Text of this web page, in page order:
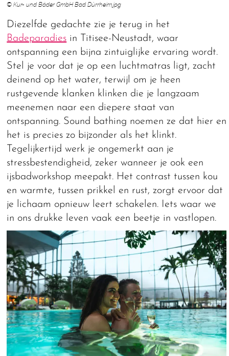
© Kur- und Bäder GmbH Bad Dürrheim.jpg
Diezelfde gedachte zie je terug in het
Badeparadies in Titisee-Neustadt, waar
ontspanning een bijna zintuiglijke ervaring wordt.
Stel je voor dat je op een luchtmatras ligt, zacht
deinend op het water, terwijl om je heen
rustgevende klanken klinken die je langzaam
meenemen naar een diepere staat van
ontspanning. Sound bathing noemen ze dat hier en
het is precies zo bijzonder als het klinkt.
Tegelijkertijd werk je ongemerkt aan je
stressbestendigheid, zeker wanneer je ook een
ijsbadworkshop meepakt. Het contrast tussen kou
en warmte, tussen prikkel en rust, zorgt ervoor dat
je lichaam opnieuw leert schakelen. Iets waar we
in ons drukke leven vaak een beetje in vastlopen.